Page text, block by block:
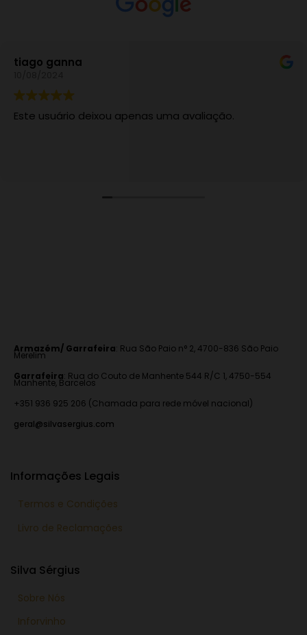
tiago ganna
Este usuário deixou apenas uma avaliação.
Armazém/ Garrafeira: Rua São Paio n° 2, 4700-836 São Paio
Merelim
Garrafeira: Rua do Couto de Manhente 544 R/C 1, 4750-554
Manhente, Barcelos
+351 936 925 206 (Chamada para rede móvel nacional)
geral@silvasergius.com
Informações Legais
Termos e Condições
Livro de Reclamações
Silva Sérgius
Sobre Nós
Inforvinho